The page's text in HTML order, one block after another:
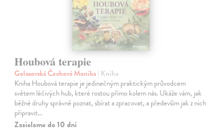
Houbová terapie
Golasovská Čechová Monika| Kniha
Kniha Houbová terapie je jedinečným praktickým průvodcem
světem léčivých hub, které rostou přímo kolem nás. Ukáže vám, jak
běžné druhy správně poznat, sbírat a zpracovat, a především jak z nich
připravit…
Zasielame do 10 dní